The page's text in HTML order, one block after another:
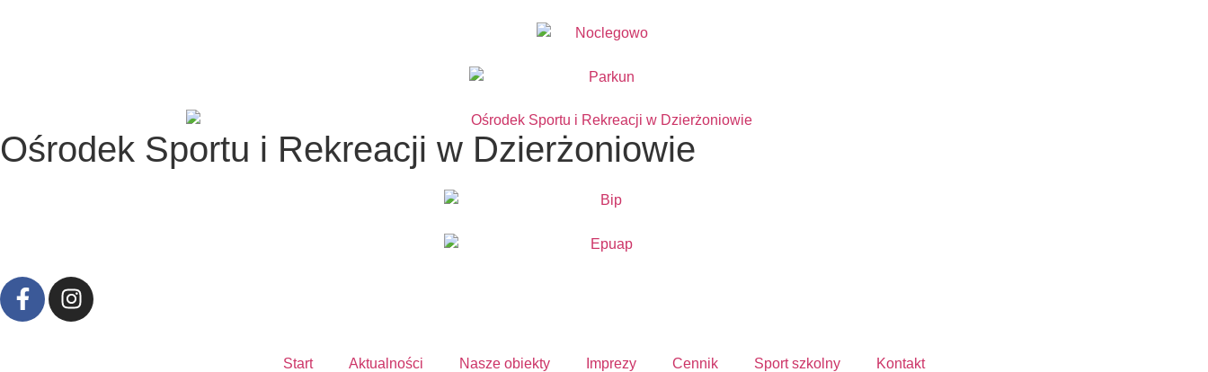
Ośrodek Sportu i Rekreacji w Dzierżoniowie
Start Aktualności Nasze obiekty Imprezy Cennik Sport szkolny Kontakt